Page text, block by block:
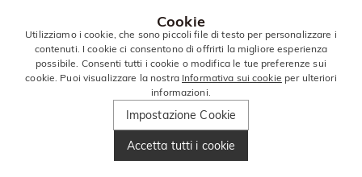
Cookie
Utilizziamo i cookie, che sono piccoli file di testo per personalizzare i
contenuti. I cookie ci consentono di offrirti la migliore esperienza
possibile. Consenti tutti i cookie o modifica le tue preferenze sui
cookie. Puoi visualizzare la nostra Informativa sui cookie per ulteriori
informazioni.
Impostazione Cookie
Accetta tutti i cookie